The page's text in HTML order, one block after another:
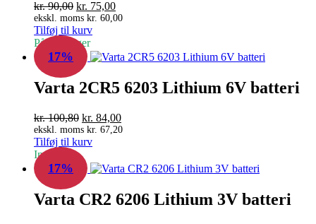
kr.90,00 Den
oprindelige
pris
var:
kr. 90,00.
kr. 75,00Den
aktuelle
kr. 75,00.
ekskl. moms kr. 60,00
Tilføj til kurv
På fjernlager
17%
Varta 2CR5 6203 Lithium 6V batteri
kr.100,80 Den
oprindelige
pris
var:
kr. 100,80.
kr. 84,00Den
aktuelle
kr. 84,00.
ekskl. moms kr. 67,20
Tilføj til kurv
In Stock
17%
Varta CR2 6206 Lithium 3V batteri